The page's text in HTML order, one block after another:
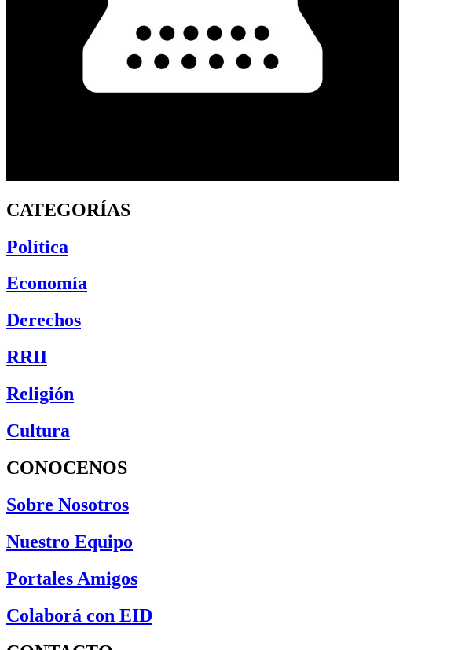
CATEGORÍAS
Política
Economía
Derechos
RRII
Religión
Cultura
CONOCENOS
Sobre Nosotros
Nuestro Equipo
Portales Amigos
Colaborá con EID